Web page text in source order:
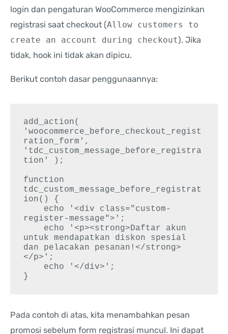
login dan pengaturan WooCommerce mengizinkan
registrasi saat checkout (Allow customers to
create an account during checkout). Jika
tidak, hook ini tidak akan dipicu.
Berikut contoh dasar penggunaannya:
add_action(
'woocommerce_before_checkout_regist
ration_form',
'tdc_custom_message_before_registra
tion' );
function
tdc_custom_message_before_registrat
ion() {
register-message">';
untuk mendapatkan diskon spesial
dan pelacakan pesanan!</strong>
</p>';
Pada contoh di atas, kita menambahkan pesan
promosi sebelum form registrasi muncul. Ini dapat